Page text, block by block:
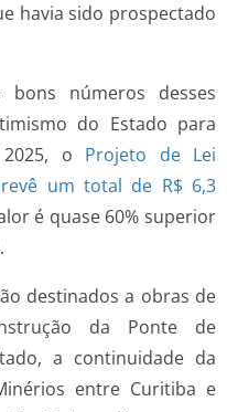
havia sido prospectado
bons números desses
do Estado para
o Projeto de Lei
um total de R$ 6,3
é quase 60% superior
destinados a obras de
da Ponte de
a continuidade da
entre Curitiba e